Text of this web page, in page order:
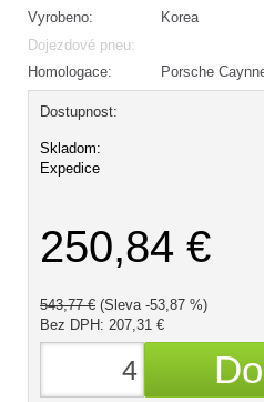
Vyrobeno:
Korea
Dojezdové pneu:
Homologace:
Porsche
Dostupnost:
Skladom:
Expedice
250,84 €
543,77 € (Sleva -53,87 %)
Bez DPH: 207,31 €